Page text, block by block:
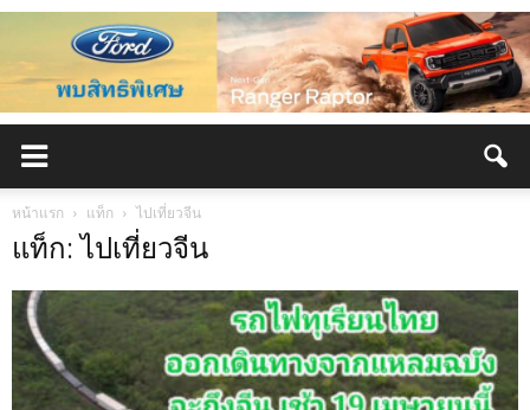
หน้าแรก แท็ก ไปเที่ยวจีน
แท็ก: ไปเที่ยวจีน